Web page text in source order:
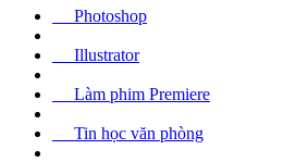
Photoshop
Illustrator
Làm phim Premiere
Tin học văn phòng